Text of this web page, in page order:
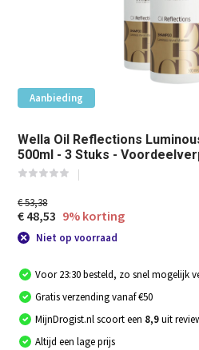
Aanbieding
Wella Oil Reflections
500ml - 3 Stuks -
€ 53,38
€ 48,53 9% korting
Niet op voorraad
Voor 23:30 besteld, zo snel mogelijk
Gratis verzending vanaf €50
MijnDrogist.nl scoort een 8,9uit
Altijd een lage prijs